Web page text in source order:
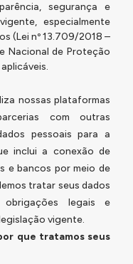
segurança e
especialmente
(Lei nº 13.709/2018 –
Nacional de Proteção
nossas plataformas
com outras
pessoais para a
inclui a conexão de
e bancos por meio de
tratar seus dados
legais e
vigente.
que tratamos seus